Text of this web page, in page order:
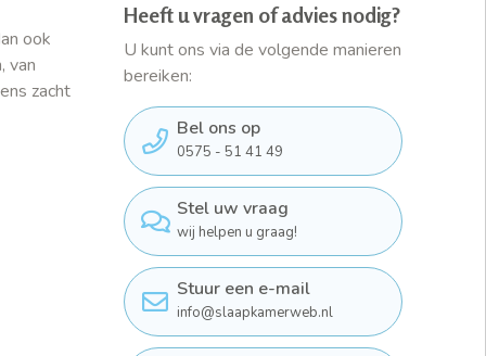
ook
van
zacht
Heeft u vragen of advies nodig?
U kunt ons via de volgende manieren
bereiken:
Bel ons op
0575 - 51 41 49
Stel uw vraag
wij helpen u graag!
Stuur een e-mail
info@slaapkamerweb.nl